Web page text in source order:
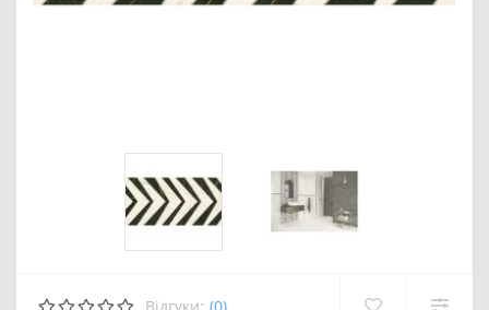
Відгуки: (0)